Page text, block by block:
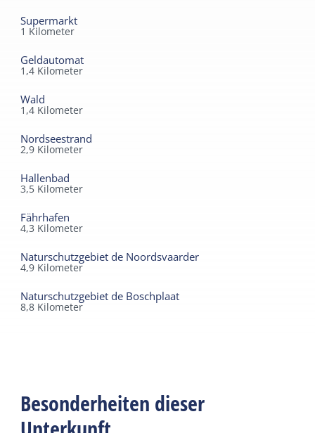
Supermarkt
1 Kilometer
Geldautomat
1,4 Kilometer
Wald
1,4 Kilometer
Nordseestrand
2,9 Kilometer
Hallenbad
3,5 Kilometer
Fährhafen
4,3 Kilometer
Naturschutzgebiet de Noordsvaarder
4,9 Kilometer
Naturschutzgebiet de Boschplaat
8,8 Kilometer
Besonderheiten dieser